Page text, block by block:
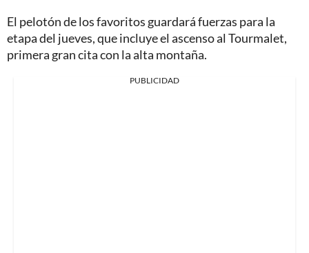
El pelotón de los favoritos guardará fuerzas para la
etapa del jueves, que incluye el ascenso al Tourmalet,
primera gran cita con la alta montaña.
PUBLICIDAD